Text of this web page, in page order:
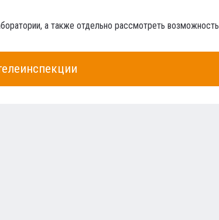
а также отдельно рассмотреть возможность